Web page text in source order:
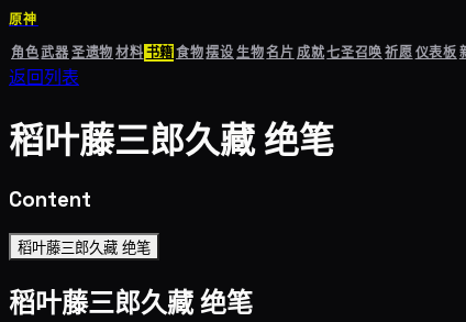
原神
角色武器圣遗物材料书籍食物摆设生物名片成就七圣召唤祈愿仪表板
返回列表
稻叶藤三郎久藏 绝笔
Content
稻叶藤三郎久藏 绝笔
稻叶藤三郎久藏 绝笔